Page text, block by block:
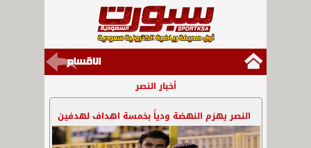
أخبار النصر
النصر يهزم النهضة ودياً بخمسة اهداف لهدفين